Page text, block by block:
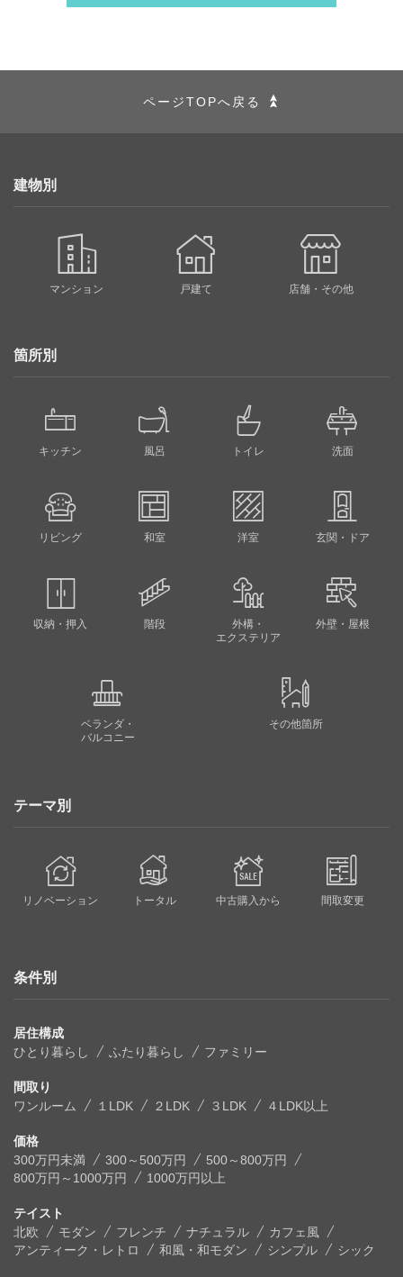
ページTOPへ戻る
建物別
マンション 戸建て 店舗・その他
箇所別
キッチン 風呂 トイレ 洗面
リビング 和室 洋室 玄関・ドア
収納・押入 階段
外構・
エクステリア
外壁・屋根
ベランダ・
バルコニー
その他箇所
テーマ別
リノベーション トータル 中古購入から 間取変更
条件別
居住構成
ひとり暮らし
ふたり暮らし ファミリー
間取り
ワンルーム
１LDK ２LDK ３LDK ４LDK以上
価格
300万円未満
300～500万円
500～800万円
800万円～1000万円
1000万円以上
テイスト
北欧
モダン フレンチ ナチュラル
カフェ風
アンティーク・レトロ
和風・和モダン シンプル シック